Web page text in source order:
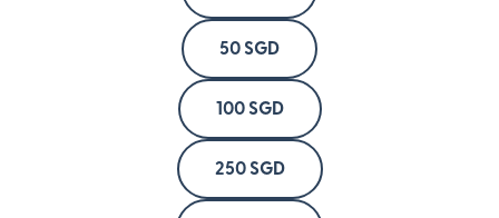
50 SGD
100 SGD
250 SGD